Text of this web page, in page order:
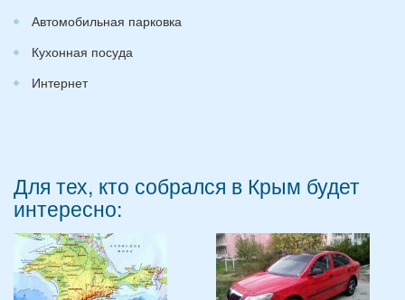
Автомобильная парковка
Кухонная посуда
Интернет
Для тех, кто собрался в Крым будет
интересно: